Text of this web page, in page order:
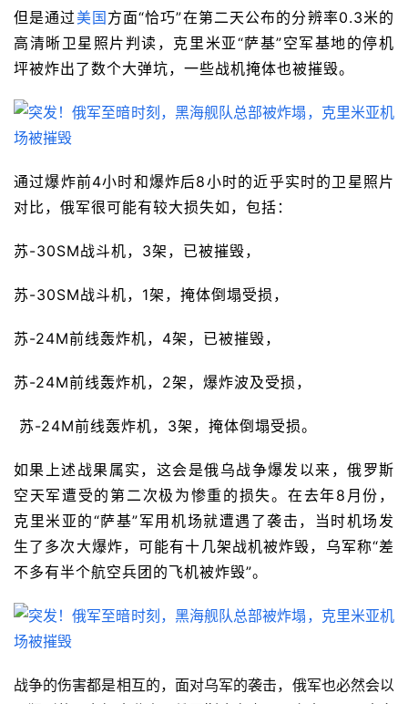
但是通过美国 方面“恰巧”在第二天公布的分辨率0.3米的
高清晰卫星照片判读，克里米亚“萨基”空军基地的停机
坪被炸出了数个大弹坑，一些战机掩体也被摧毁。
通过爆炸前4小时和爆炸后8小时的近乎实时的卫星照片
对比，俄军很可能有较大损失如，包括：
苏-30SM战斗机，3架，已被摧毁，
苏-30SM战斗机，1架，掩体倒塌受损，
苏-24M前线轰炸机，4架，已被摧毁，
苏-24M前线轰炸机，2架，爆炸波及受损，
苏-24M前线轰炸机，3架，掩体倒塌受损。
如果上述战果属实，这会是俄乌战争爆发以来，俄罗斯
空天军遭受的第二次极为惨重的损失。在去年8月份，
克里米亚的“萨基”军用机场就遭遇了袭击，当时机场发
生了多次大爆炸，可能有十几架战机被炸毁，乌军称“差
不多有半个航空兵团的飞机被炸毁”。
战争的伤害都是相互的，面对乌军的袭击，俄军也必然会以